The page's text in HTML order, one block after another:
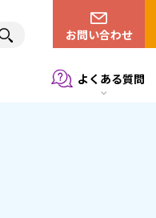
お問い合わせ
よくある質問